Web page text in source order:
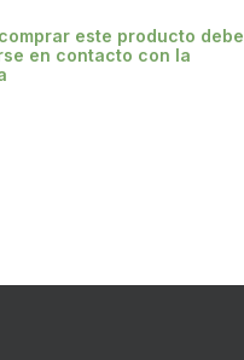
este producto debe
en contacto con la